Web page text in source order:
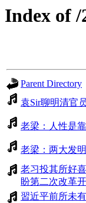
Index of /
Parent Directory
袁Sir聊明清官
老梁：人性是
老梁：两大发
老习投其所好
盼第二次改革
習近平前所未